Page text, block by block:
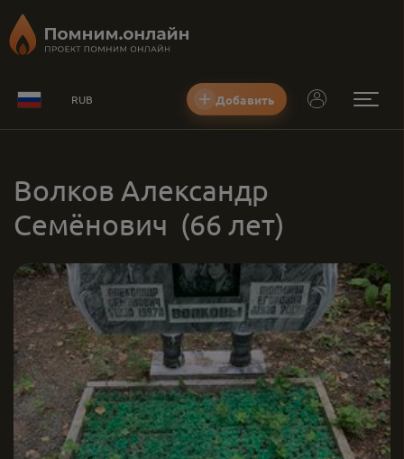
RUB Добавить
Волков Александр
Семёнович (66 лет)